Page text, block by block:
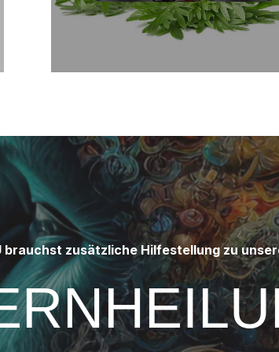
brauchst zusätzliche Hilfestellung zu